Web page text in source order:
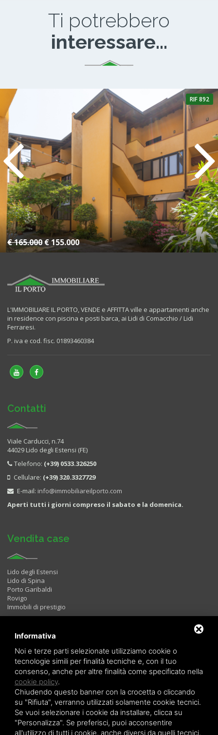
Ti potrebbero
interessare...
4 Camere 1 Bagno
RIF 892
€ 165.000 € 155.000
L'IMMOBILIARE IL PORTO, VENDE e AFFITTA ville e appartamenti anche
in residence con piscina e posti barca, ai Lidi di Comacchio / Lidi
Ferraresi.
P. iva e cod. fisc. 01893460384
Contatti
Viale Carducci, n.74
44029 Lido degli Estensi (FE)
Telefono: (+39) 0533.326250
Cellulare: (+39) 320.3327729
E-mail: info@immobiliareilporto.com
Aperti tutti i giorni compreso il sabato e la domenica.
Vendita case
Lido degli Estensi
Lido di Spina
Porto Garibaldi
Rovigo
Immobili di prestigio
Immobili in Affitto
Bilocali
Trilocali
Quadrilocali
LAST MINUTE
Informativa
Noi e terze parti selezionate utilizziamo cookie o
tecnologie simili per finalità tecniche e, con il tuo
consenso, anche per altre finalità come specificato nella
cookie policy.
Chiudendo questo banner con la crocetta o cliccando
su "Rifiuta", verranno utilizzati solamente cookie tecnici.
Se vuoi selezionare i cookie da installare, clicca su
"Personalizza". Se preferisci, puoi acconsentire
all'utilizzo di tutti i cookie, anche diversi da quelli tecnici,